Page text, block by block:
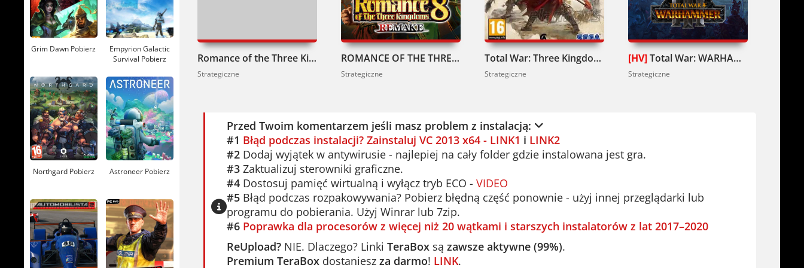
Serio. Jeśli podobała Ci siępoprzednia część, to w XIV znajdziesz jeszcze więcej głębi.
Romance of the Three Kingdoms XIV to gratka dla fanów strategii turowych. Spędzisz przy niej
wiele godzin, planując każdy ruch. Pobierz i sprawdź, czy masz to, czego potrzeba, by zostać
legendą Trzech Królestw.
Romance of the Three Kingdoms XIII Pobierz
Strategiczne
ROMANCE OF THE THREE KINGDOMS 8 REMAKE Pobierz
Strategiczne
Total War: Three Kingdoms Pobierz
Strategiczne
[HV]Total War: WARHAMMER III Pobierz
Strategiczne
Przed Twoim komentarzem jeśli masz problem z instalacją:
#1 Błąd podczas instalacji? Zainstaluj VC 2013 x64 - LINK1 i LINK2
#2 Dodaj wyjątek w antywirusie - najlepiej na cały folder gdzie instalowana jest gra.
#3 Zaktualizuj sterowniki graficzne.
#4 Dostosuj pamięć wirtualną i wyłącz tryb ECO - VIDEO
#5 Błąd podczas rozpakowywania? Pobierz błędną część ponownie - użyj innej przeglądarki lub
programu do pobierania. Użyj Winrar lub 7zip.
#6 Poprawka dla procesorów z więcej niż 20 wątkami i starszych instalatorów z lat 2017–2020
ReUpload? NIE. Dlaczego? Linki TeraBox są zawsze aktywne (99%).
Premium TeraBox dostaniesz za darmo! LINK.
Grim Dawn Pobierz
Empyrion Galactic
Survival Pobierz
Northgard Pobierz Astroneer Pobierz